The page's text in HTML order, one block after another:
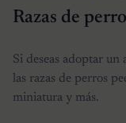
Razas de
Si deseas adoptar
las razas de perros
miniatura y más.